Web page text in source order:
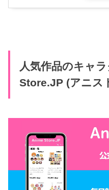
人気作品のキャ
Store.JP (アニス